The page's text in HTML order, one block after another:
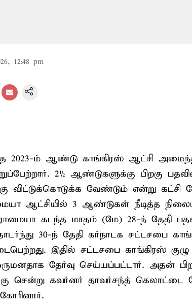
12:48 pm
2023-ம் ஆண்டு காங்கிரஸ் ஆட்சி
2½ ஆண்டுகளுக்கு பிறகு
விட்டுக்கொடுக்க வேண்டும் என்று
ஆட்சியில் 3 ஆண்டுகள் நீடித்த
கடந்த மாதம் (மே) 28-ந் தேதி
30-ந் தேதி கர்நாடக சட்டசபை
இதில் சட்டசபை காங்கிரஸ்
தேர்வு செய்யப்பட்டார். அதன்
சென்று கவர்னர் தாவர்சந்த் கெலாட்டை